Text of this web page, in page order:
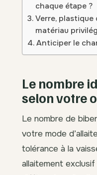
chaque étape ?
Verre, plastique
matériau
Anticiper le
Le nombre
selon votre
Le nombre de
votre mode
tolérance à la
allaitement